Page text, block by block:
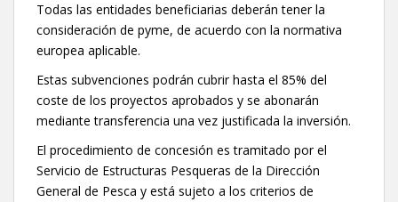
Todas las entidades beneficiarias deberán tener la
consideración de pyme, de acuerdo con la normativa
europea aplicable.
Estas subvenciones podrán cubrir hasta el 85% del
coste de los proyectos aprobados y se abonarán
mediante transferencia una vez justificada la inversión.
El procedimiento de concesión es tramitado por el
Servicio de Estructuras Pesqueras de la Dirección
General de Pesca y está sujeto a los criterios de